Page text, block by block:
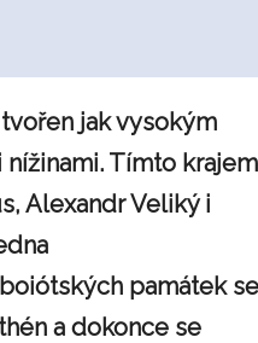
jak vysokým
Tímto krajem
Alexandr Veliký i
památek se
a dokonce se